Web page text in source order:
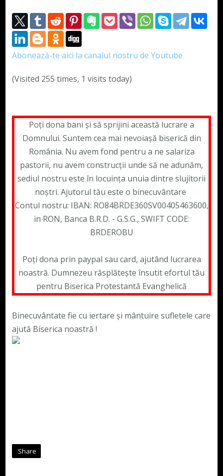
Abonează-te aici la canalul nostru de Youtube
(Visited 255 times, 1 visits today)
Poți dona bani și să sprijini această lucrare a
Domnului. Suntem cea mai nevoiașă biserică din
România. Nu avem fond pentru a ne salariza
pastorii, nu avem construcții unde să ne adunăm,
sediul nostru este în locuința unuia dintre slujitorii
noștri. Ajutorul tău este o binecuvântare
Contul nostru: IBAN: RO84BRDE360SV00405463600,
in RON, Banca B.R.D. - G.S.G., SWIFT CODE:
BRDEROBU
Poți dona prin paypal sau card, ajutând lucrarea
noastră. Dumnezeu răsplătește însutit efortul tău
pentru Biserica Protestantă Evanghelică
Binecuvântate fie cu iertare și mântuire sufletele care
ajută Biserica noastră !
Share